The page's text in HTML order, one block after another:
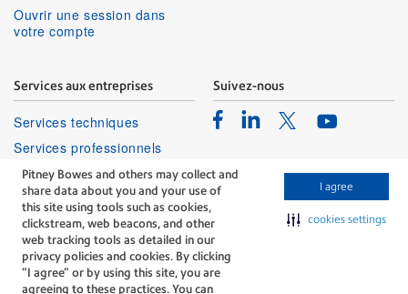
Pitney Bowes and others may collect and
share data about you and your use of
this site using tools such as cookies,
clickstream, web beacons, and other
web tracking tools as detailed in our
privacy policies and cookies. By clicking
“I agree” or by using this site, you are
agreeing to these practices. You can
I agree
cookies settings
Ouvrir une session dans
votre compte
Services aux entreprises
Services techniques
Services professionnels
Suivez-nous
FacebookLinkedinTwitterYoutube
The technology behind
every important delivery.